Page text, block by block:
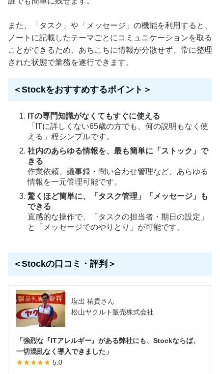
また、「タスク」や「メッセージ」の機能を利用すると、
ノートに記載したテーマごとにコミュニケーションを取る
ことができるため、あちこちに情報が分散せず、常に整理
された状態で業務を遂行できます。
＜Stockをおすすめするポイント＞
ITの専門知識がなくてもすぐに使える
「ITに詳しくない65歳の方でも、何の説明もなく使
える」程シンプルです。
社内のあらゆる情報を、最も簡単に「ストック」で
きる
作業依頼、議事録・問い合わせ管理など、あらゆる
情報を一元管理可能です。
驚くほど簡単に、「タスク管理」「メッセージ」も
できる
直感的な操作で、「タスクの担当者・期日の設定」
と「メッセージでのやりとり」が可能です。
＜Stockの口コミ・評判＞
塩出 祐貴さん
松山ヤクルト販売株式会社
「強烈な『ITアレルギー』がある弊社にも、Stockならば、
一切混乱なく導入できました」
★★★★★ 5.0